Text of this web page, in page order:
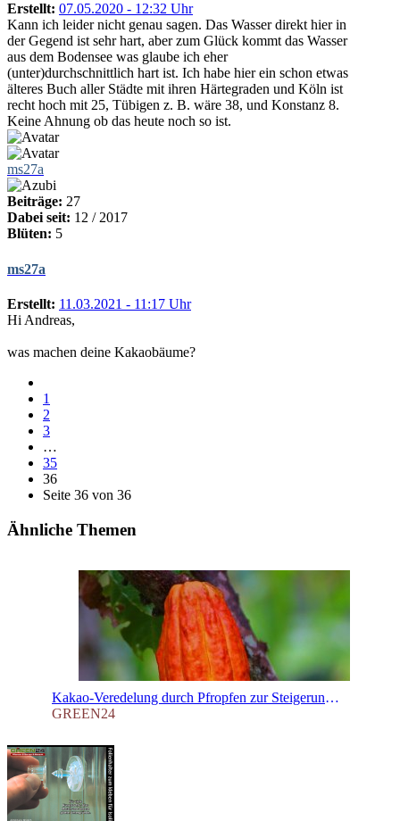
Erstellt: 07.05.2020 - 12:32 Uhr
Kann ich leider nicht genau sagen. Das Wasser direkt hier in
der Gegend ist sehr hart, aber zum Glück kommt das Wasser
aus dem Bodensee was glaube ich eher
(unter)durchschnittlich hart ist. Ich habe hier ein schon etwas
älteres Buch aller Städte mit ihren Härtegraden und Köln ist
recht hoch mit 25, Tübigen z. B. wäre 38, und Konstanz 8.
Keine Ahnung ob das heute noch so ist.
ms27a
Beiträge: 27
Dabei seit: 12 / 2017
Blüten: 5
ms27a
Erstellt: 11.03.2021 - 11:17 Uhr
Hi Andreas,
was machen deine Kakaobäume?
1
2
3
…
35
36
Seite 36 von 36
Ähnliche Themen
Kakao-Veredelung durch Pfropfen zur Steigerung der Ernteerträge
GREEN24